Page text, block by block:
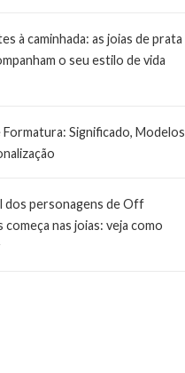
à caminhada: as joias de prata
o seu estilo de vida
Formatura: Significado, Modelos
dos personagens de Off
começa nas joias: veja como